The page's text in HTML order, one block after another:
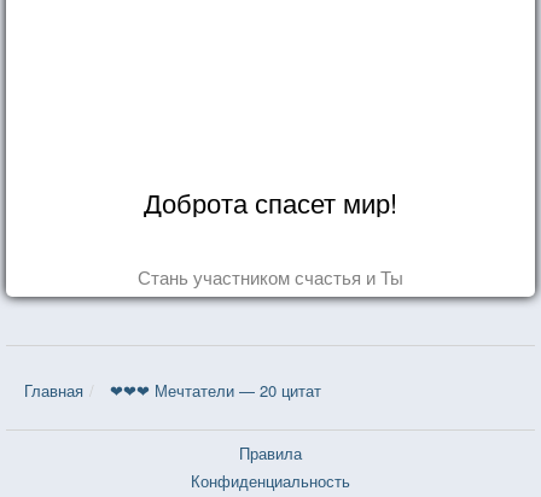
Доброта спасет мир!
Стань участником счастья и Ты
Главная ❤❤❤ Мечтатели — 20 цитат
Правила
Конфиденциальность